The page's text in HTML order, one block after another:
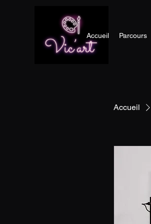
Accueil Parcours
Accueil